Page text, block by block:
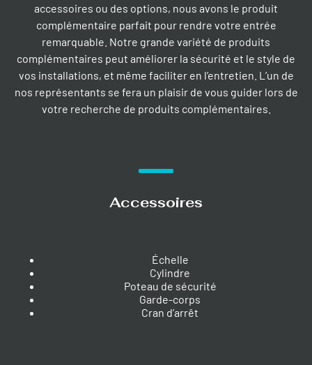
accessoires ou des options, nous avons le produit
complémentaire parfait pour rendre votre entrée
remarquable. Notre grande variété de produits
complémentaires peut améliorer la sécurité et le style de
vos installations, et même faciliter en l’entretien. L’un de
nos représentants se fera un plaisir de vous guider lors de
votre recherche de produits complémentaires.
Accessoires
Échelle
Cylindre
Poteau de sécurité
Garde-corps
Cran d’arrêt